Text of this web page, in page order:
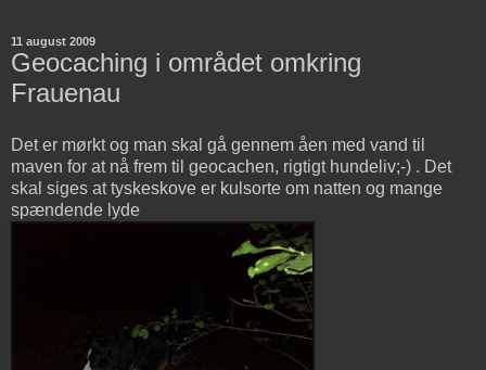
11 august 2009
Geocaching i området omkring
Frauenau
Det er mørkt og man skal gå gennem åen med vand til
maven for at nå frem til geocachen, rigtigt hundeliv;-) . Det
skal siges at tyskeskove er kulsorte om natten og mange
spændende lyde